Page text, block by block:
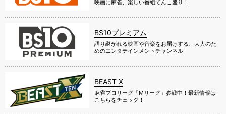
映画に麻雀、楽しい番組てんこ盛り！
BS10プレミアム
語り継がれる映画や音楽をお届けする、大人のた
めのエンタテインメントチャンネル
BEAST X
麻雀プロリーグ「Mリーグ」参戦中！最新情報は
こちらをチェック！